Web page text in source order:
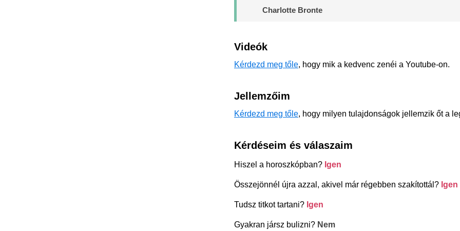
Charlotte Bronte
Videók
Kérdezd meg tőle, hogy mik a kedvenc zenéi a Youtube-on.
Jellemzőim
Kérdezd meg tőle, hogy milyen tulajdonságok jellemzik őt a
Kérdéseim és válaszaim
Hiszel a horoszkópban? Igen
Összejönnél újra azzal, akivel már régebben szakítottál? Igen
Tudsz titkot tartani? Igen
Gyakran jársz bulizni? Nem